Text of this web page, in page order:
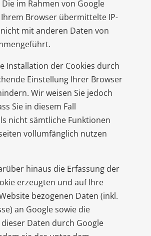
im Rahmen von Google
Browser übermittelte IP-
mit anderen Daten von
Installation der Cookies durch
Einstellung Ihrer Browser
Wir weisen Sie jedoch
Sie in diesem Fall
nicht sämtliche Funktionen
vollumfänglich nutzen
hinaus die Erfassung der
erzeugten und auf Ihre
bezogenen Daten (inkl.
an Google sowie die
Daten durch Google